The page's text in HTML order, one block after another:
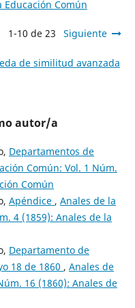
Educación Común
1-10 de 23 Siguiente
de similitud avanzada
autor/a
Departamentos de
Común: Vol. 1 Núm.
Común
Apéndice , Anales de la
4 (1859): Anales de la
Departamento de
18 de 1860 , Anales de
16 (1860): Anales de